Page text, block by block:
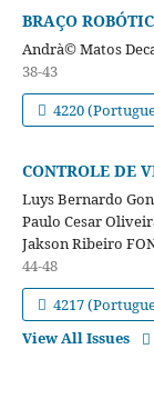
BRAÇO
Andrà© Matos
38-43
4220
CONTROLE DE
Luys Bernardo
Paulo Cesar
Jakson Ribeiro
44-48
4217
View All Issues